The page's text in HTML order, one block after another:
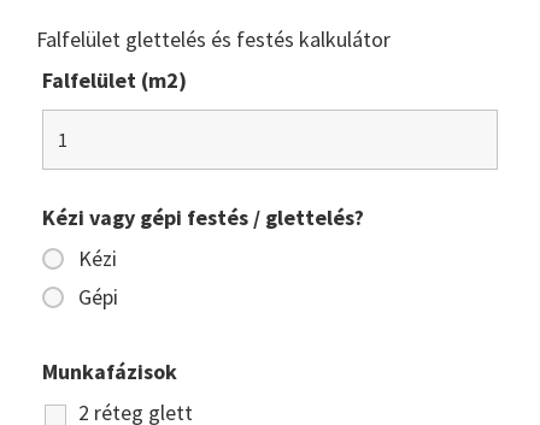
Falfelület glettelés és festés kalkulátor
Falfelület (m2)
Kézi vagy gépi festés / glettelés?
Kézi
Gépi
Munkafázisok
2 réteg glett